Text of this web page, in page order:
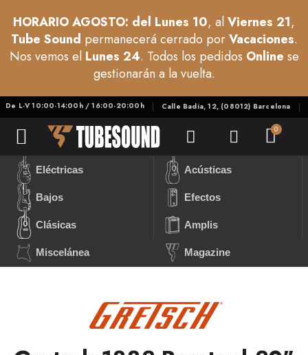
HORARIO AGOSTO: del Lunes 10, alViernes 21,
Tube Sound permanecerá cerrado porVacaciones.
Nos vemos el Lunes 24. Todos los pedidos Online se
gestionarán a la vuelta.
De L-V 10:00-14:00h / 16:00-20:00h Calle Badia, 12, (08012) Barcelona
Eléctricas Acústicas
Bajos Efectos
Clásicas Amplis
Miscelánea Magazine